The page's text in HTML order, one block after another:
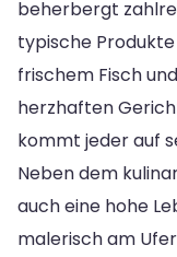
beherbergt
typische
frischem Fisch
herzhaften
kommt jeder auf
Neben dem
auch eine hohe
malerisch am